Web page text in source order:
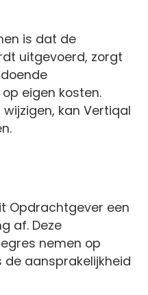
is dat de
uitgevoerd, zorgt
eigen kosten.
kan Vertiqal
Opdrachtgever een
af. Deze
nemen op
aansprakelijkheid